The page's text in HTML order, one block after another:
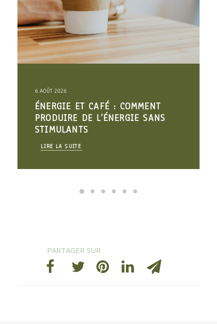
6 AOÛT 2026
ÉNERGIE ET CAFÉ : COMMENT
PRODUIRE DE L’ÉNERGIE SANS
STIMULANTS
LIRE LA SUITE